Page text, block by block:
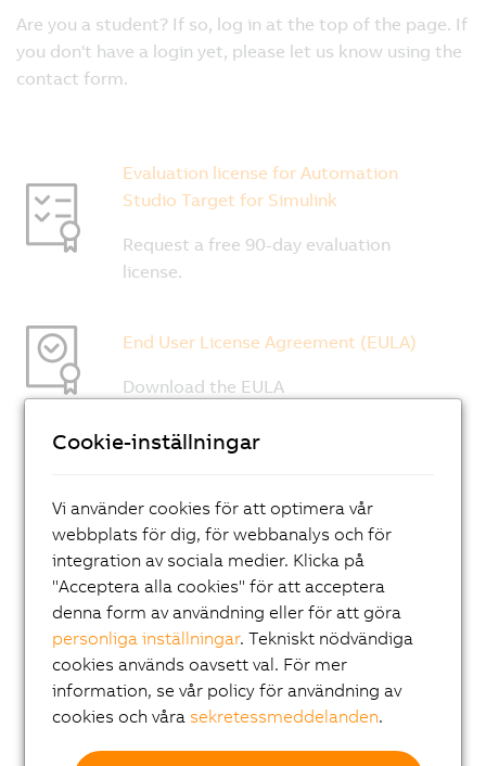
Cookie-inställningar
Vi använder cookies för att optimera vår
webbplats för dig, för webbanalys och för
integration av sociala medier. Klicka på
"Acceptera alla cookies" för att acceptera
denna form av användning eller för att göra
personliga inställningar. Tekniskt nödvändiga
cookies används oavsett val. För mer
information, se vår policy för användning av
cookies och våra sekretessmeddelanden.